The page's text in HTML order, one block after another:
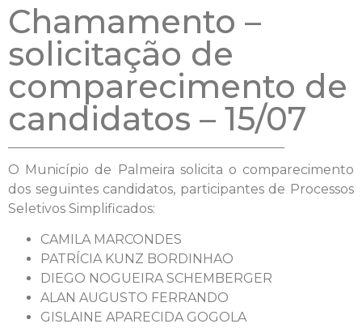
Chamamento –
solicitação de
comparecimento de
candidatos – 15/07
O Município de Palmeira solicita o comparecimento
dos seguintes candidatos, participantes de Processos
Seletivos Simplificados:
CAMILA MARCONDES
PATRÍCIA KUNZ BORDINHAO
DIEGO NOGUEIRA SCHEMBERGER
ALAN AUGUSTO FERRANDO
GISLAINE APARECIDA GOGOLA